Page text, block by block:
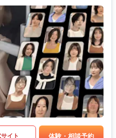
イト 体験・相談予約